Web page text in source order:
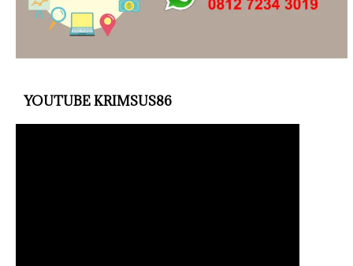
YOUTUBE KRIMSUS86